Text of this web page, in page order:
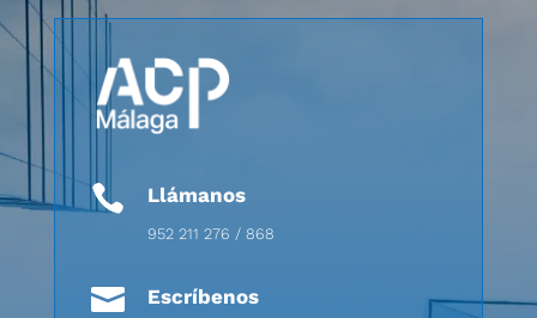
 Llámanos
952 211 276 / 868
 Escríbenos